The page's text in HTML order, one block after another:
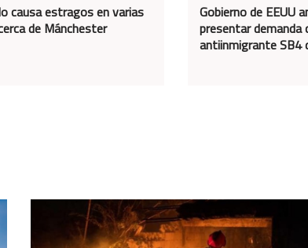
causa estragos en varias
de Mánchester
Gobierno de EEUU
presentar demanda
antiinmigrante SB4